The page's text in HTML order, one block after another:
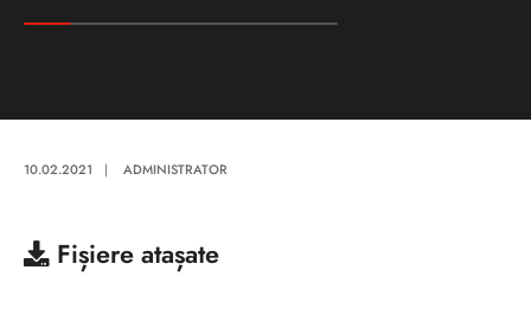
10.02.2021 | ADMINISTRATOR
Fișiere atașate